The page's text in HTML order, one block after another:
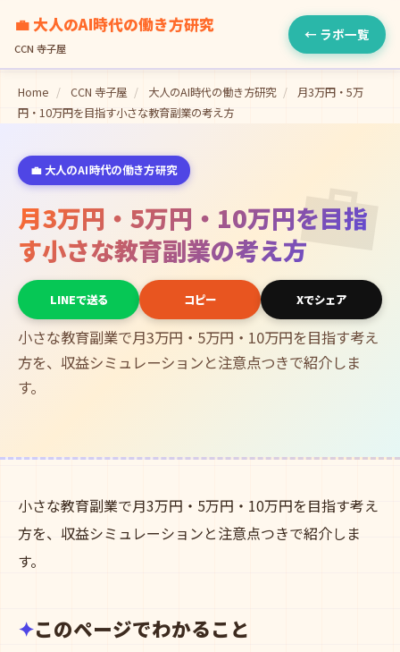
💼 大人のAI時代の働き方研究
CCN 寺子屋
← ラボ一覧
Home / CCN 寺子屋 / 大人のAI時代の働き方研究 /
月3万円・5万
円・10万円を目指す小さな教育副業の考え方
💼
💼 大人のAI時代の働き方研究
月3万円・5万円・10万円を目指
す小さな教育副業の考え方
LINEで送る コピー Xでシェア
小さな教育副業で月3万円・5万円・10万円を目指す考え
方を、収益シミュレーションと注意点つきで紹介しま
す。
小さな教育副業で月3万円・5万円・10万円を目指す考え
方を、収益シミュレーションと注意点つきで紹介しま
す。
このページでわかること